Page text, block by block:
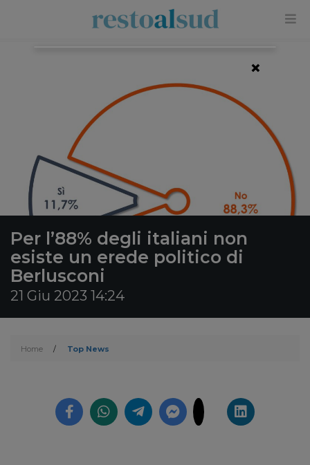
Per l’88% degli italiani non
esiste un erede politico di
Berlusconi
21 Giu 2023 14:24
Home / Top News
×